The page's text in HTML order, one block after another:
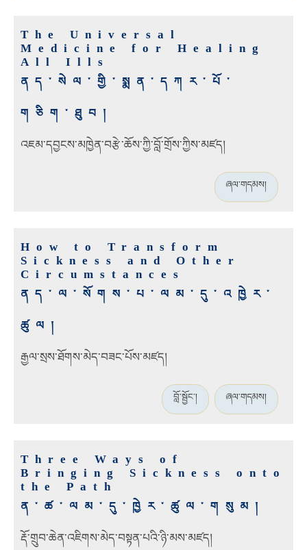
The Universal
Medicine for Healing
All Ills
ནད་སེལ་གྱི་སྨན་དཀར་པོ་
གཅིག་ཐུབ།
འཇམ་དབྱངས་མཁྱེན་བརྩེ་ཆོས་ཀྱི་བློ་གྲོས་ཀྱིས་མཛད།
ཞལ་གདམས།
How to Transform
Sickness and Other
Circumstances
ནད་ལ་སོགས་པ་ལམ་དུ་འཁྱེར་
ཚུལ།
རྒྱལ་སྲས་ཐོགས་མེད་བཟང་པོས་མཛད།
བློ་སྦྱོང་། ཞལ་གདམས།
Three Ways of
Bringing Sickness onto
the Path
ན་ཚ་ལམ་དུ་ཁྱེར་ཚུལ་གསུམ།
རྡོ་གྲུབ་ཆེན་འཇིགས་མེད་བསྟན་པའི་ཉི་མས་མཛད།